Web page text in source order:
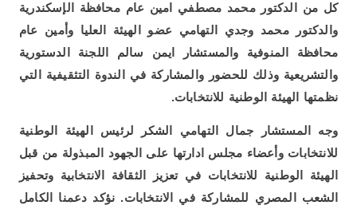
كل من الدكتور محمد مصطفي امين عام محافظة الإسكندرية
والدكتور محمد وجدي التهامي عضو الهيئة العليا وأمين عام
محافظة المنوفية والمستشار ايمن سالم اللجنة الدستورية
والتشريعية وذلك للحضور والمشاركة في الندوة التثقيفية التي
نظمتها الهيئة الوطنية للانتخابات.
وجه المستشار جمال التهامي الشكر لرئيس الهيئة الوطنية
للانتخابات وأعضاء مجلس ادارتها على الجهود المبذولة من قبل
الهيئة الوطنية للانتخابات في تعزيز الثقافة الانتخابية وتحفيز
الشعب المصري للمشاركة في الانتخابات. نؤكد دعمنا الكامل